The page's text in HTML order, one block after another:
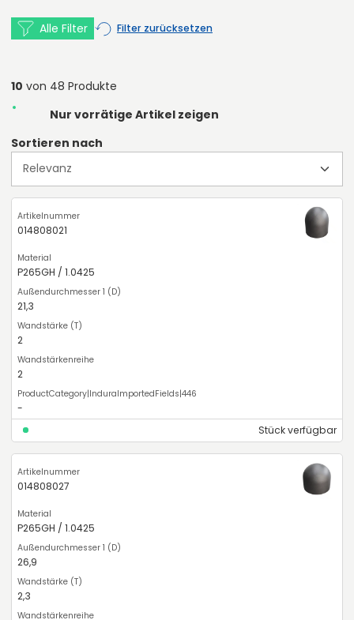
Alle Filter Filter zurücksetzen
10 von 48 Produkte
Nur vorrätige Artikel zeigen
Sortieren nach
014808021
P265GH / 1.0425
21,3
2
2
-
Stück verfügbar
014808027
P265GH / 1.0425
26,9
2,3